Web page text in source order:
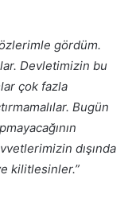
gördüm.
Devletimizin bu
çok fazla
Bugün
dışında
kilitlesinler.”